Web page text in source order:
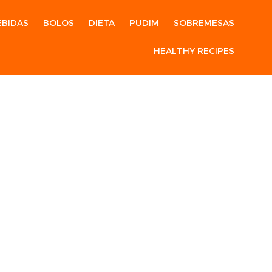
BOLOS DIETA PUDIM SOBREMESAS
HEALTHY RECIPES